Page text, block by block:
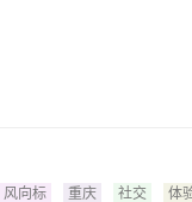
风向标 重庆 社交 体